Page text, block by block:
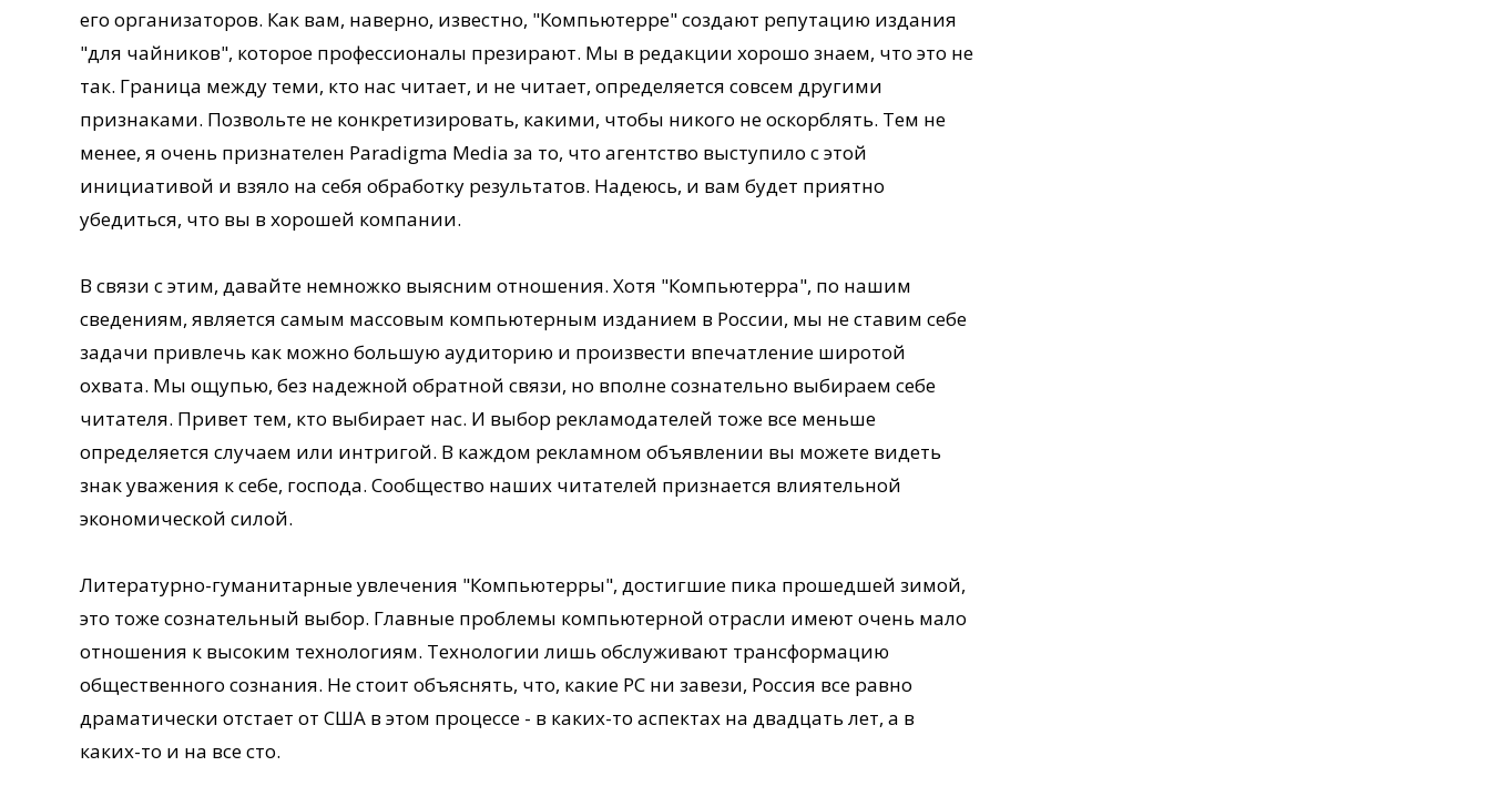
его организаторов. Как вам, наверно, известно, "Компьютерре" создают репутацию издания
"для чайников", которое профессионалы презирают. Мы в редакции хорошо знаем, что это не
так. Граница между теми, кто нас читает, и не читает, определяется совсем другими
признаками. Позвольте не конкретизировать, какими, чтобы никого не оскорблять. Тем не
менее, я очень признателен Paradigma Media за то, что агентство выступило с этой
инициативой и взяло на себя обработку результатов. Надеюсь, и вам будет приятно
убедиться, что вы в хорошей компании.
В связи с этим, давайте немножко выясним отношения. Хотя "Компьютерра", по нашим
сведениям, является самым массовым компьютерным изданием в России, мы не ставим себе
задачи привлечь как можно большую аудиторию и произвести впечатление широтой
охвата. Мы ощупью, без надежной обратной связи, но вполне сознательно выбираем себе
читателя. Привет тем, кто выбирает нас. И выбор рекламодателей тоже все меньше
определяется случаем или интригой. В каждом рекламном объявлении вы можете видеть
знак уважения к себе, господа. Сообщество наших читателей признается влиятельной
экономической силой.
Литературно-гуманитарные увлечения "Компьютерры", достигшие пика прошедшей зимой,
это тоже сознательный выбор. Главные проблемы компьютерной отрасли имеют очень мало
отношения к высоким технологиям. Технологии лишь обслуживают трансформацию
общественного сознания. Не стоит объяснять, что, какие PC ни завези, Россия все равно
драматически отстает от США в этом процессе - в каких-то аспектах на двадцать лет, а в
каких-то и на все сто.